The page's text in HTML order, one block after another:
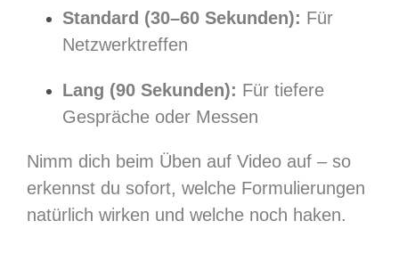
Standard (30–60 Sekunden): Für
Netzwerktreffen
Lang (90 Sekunden): Für tiefere
Gespräche oder Messen
Nimm dich beim Üben auf Video auf – so
erkennst du sofort, welche Formulierungen
natürlich wirken und welche noch haken.